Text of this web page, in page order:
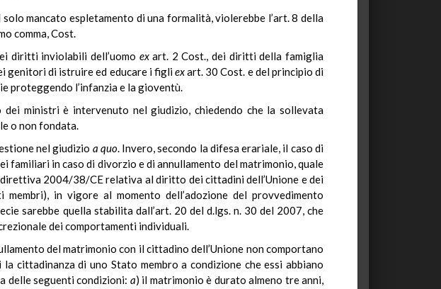
mancato espletamento di una formalità, violerebbe l’art. 8 della
comma, Cost.
diritti inviolabili dell’uomo exart. 2 Cost., dei diritti della famiglia
genitori di istruire ed educare i figliexart. 30 Cost. e del principio di
proteggendo l’infanzia e la gioventù.
ministri è intervenuto nel giudizio, chiedendo che la sollevata
o non fondata.
nel giudizio a quo. Invero, secondo la difesa erariale, il caso di
in caso di divorzio e di annullamento del matrimonio, quale
2004/38/CE relativa al diritto dei cittadini dell’Unione e dei
in vigore al momento dell’adozione del provvedimento
sarebbe quella stabilita dall’art. 20 del d.lgs. n. 30 del 2007, che
dei comportamenti individuali.
del matrimonio con il cittadino dell’Unione non comportano
cittadinanza di uno Stato membro a condizione che essi abbiano
delle seguenti condizioni: a) il matrimonio è durato almeno tre anni,